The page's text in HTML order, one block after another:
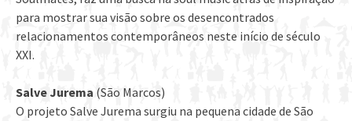
para mostrar sua visão sobre os desencontrados
relacionamentos contemporâneos neste início de século
XXI.
Salve Jurema (São Marcos)
O projeto Salve Jurema surgiu na pequena cidade de São